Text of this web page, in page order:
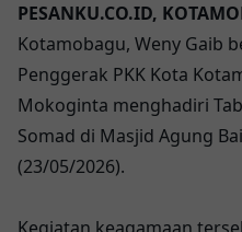
PESANKU.CO.ID,
Kotamobagu, Weny Gaib
Penggerak PKK Kota
Mokoginta menghadiri
Somad di Masjid Agung
(23/05/2026).